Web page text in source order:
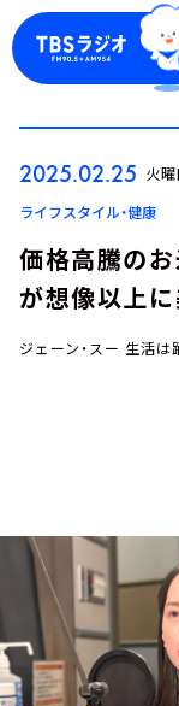
ログ
お知らせ
イベント
YouTube
会社情報
2025.02.25 火曜
ライフスタイル・健康
価格高騰のお
が想像以上に
ジェーン・スー 生活は